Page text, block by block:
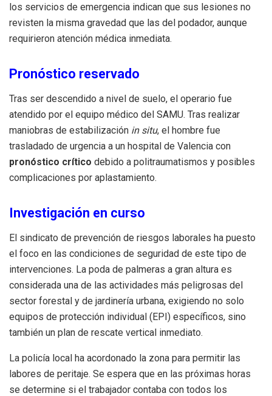
los servicios de emergencia indican que sus lesiones no
revisten la misma gravedad que las del podador, aunque
requirieron atención médica inmediata.
Pronóstico reservado
Tras ser descendido a nivel de suelo, el operario fue
atendido por el equipo médico del SAMU. Tras realizar
maniobras de estabilización in situ, el hombre fue
trasladado de urgencia a un hospital de Valencia con
pronóstico crítico debido a politraumatismos y posibles
complicaciones por aplastamiento.
Investigación en curso
El sindicato de prevención de riesgos laborales ha puesto
el foco en las condiciones de seguridad de este tipo de
intervenciones. La poda de palmeras a gran altura es
considerada una de las actividades más peligrosas del
sector forestal y de jardinería urbana, exigiendo no solo
equipos de protección individual (EPI) específicos, sino
también un plan de rescate vertical inmediato.
La policía local ha acordonado la zona para permitir las
labores de peritaje. Se espera que en las próximas horas
se determine si el trabajador contaba con todos los